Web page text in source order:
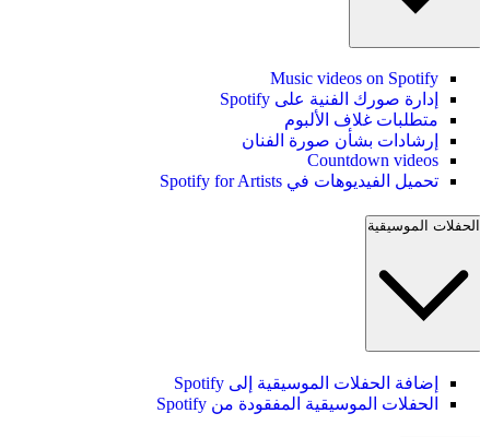
Music videos on Spotify
إدارة صورك الفنية على Spotify
متطلبات غلاف الألبوم
إرشادات بشأن صورة الفنان
Countdown videos
تحميل الفيديوهات في Spotify for Artists
الحفلات الموسيقية
إضافة الحفلات الموسيقية إلى Spotify
الحفلات الموسيقية المفقودة من Spotify